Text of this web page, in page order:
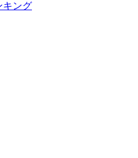
キング